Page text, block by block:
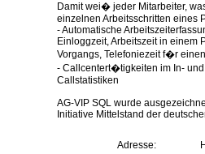
Damit wei� jeder Mitarbeiter,
einzelnen Arbeitsschritten eines
- Automatische
Einloggzeit, Arbeitszeit in einem
Vorgangs, Telefoniezeit f�r
- Callcentert�tigkeiten im In-
Callstatistiken
AG-VIP SQL wurde
Initiative Mittelstand der
Adresse: